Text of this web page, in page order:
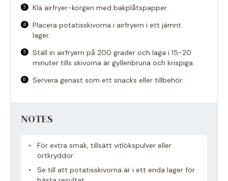
Klä airfryer-korgen med bakplåtspapper.
Placera potatisskivorna i airfryern i ett jämnt
lager.
Ställ in airfryern på 200 grader och laga i 15-20
minuter tills skivorna är gyllenbruna och krispiga.
Servera genast som ett snacks eller tillbehör.
NOTES
För extra smak, tillsätt vitlökspulver eller
örtkryddor.
Se till att potatisskivorna är i ett enda lager för